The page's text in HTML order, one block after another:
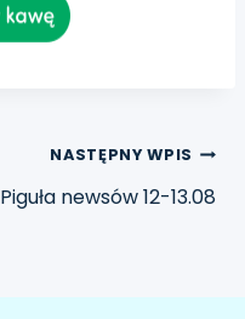
NASTĘPNY WPIS
Piguła newsów 12-13.08